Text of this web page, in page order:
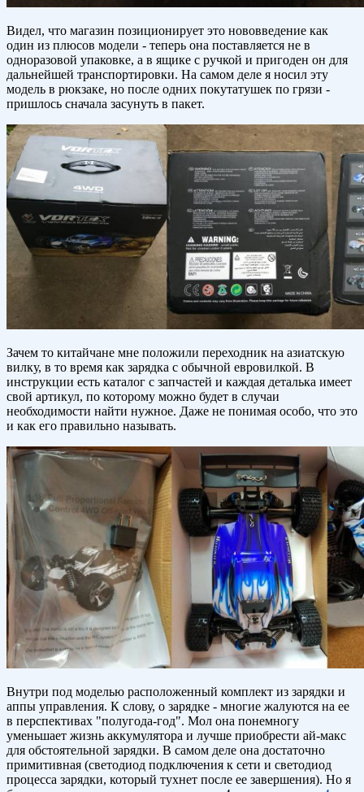
Видел, что магазин позиционирует это нововведение как
один из плюсов модели - теперь она поставляется не в
одноразовой упаковке, а в ящике с ручкой и пригоден он для
дальнейшей транспортировки. На самом деле я носил эту
модель в рюкзаке, но после одних покутатушек по грязи -
пришлось сначала засунуть в пакет.
Зачем то китайчане мне положили переходник на азиатскую
вилку, в то время как зарядка с обычной евровилкой. В
инструкции есть каталог с запчастей и каждая деталька имеет
свой артикул, по которому можно будет в случаи
необходимости найти нужное. Даже не понимая особо, что это
и как его правильно называть.
Внутри под моделью расположенный комплект из зарядки и
аппы управления. К слову, о зарядке - многие жалуются на ее
в перспективах "полугода-год". Мол она понемногу
уменьшает жизнь аккумулятора и лучше приобрести ай-макс
для обстоятельной зарядки. В самом деле она достаточно
примитивная (светодиод подключения к сети и светодиод
процесса зарядки, который тухнет после ее завершения). Но я